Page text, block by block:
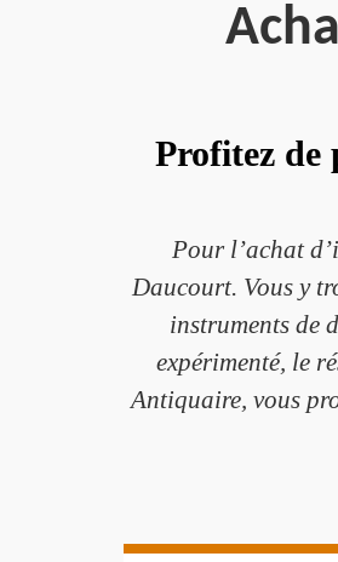
Profitez de
Pour l’achat
Daucourt. Vous y
instruments de
expérimenté, le
Antiquaire, vous